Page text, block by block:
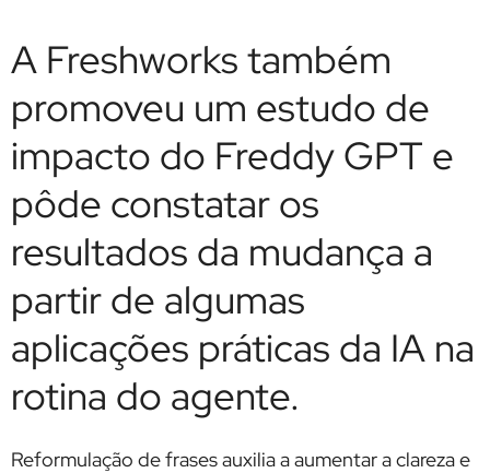
A Freshworks também
promoveu um estudo de
impacto do Freddy GPT e
pôde constatar os
resultados da mudança a
partir de algumas
aplicações práticas da IA na
rotina do agente.
Reformulação de frases auxilia a aumentar a clareza e